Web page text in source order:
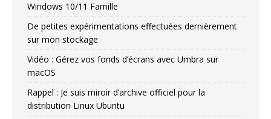
Windows 10/11 Famille
De petites expérimentations effectuées dernièrement
sur mon stockage
Vidéo : Gérez vos fonds d’écrans avec Umbra sur
macOS
Rappel : Je suis miroir d’archive officiel pour la
distribution Linux Ubuntu